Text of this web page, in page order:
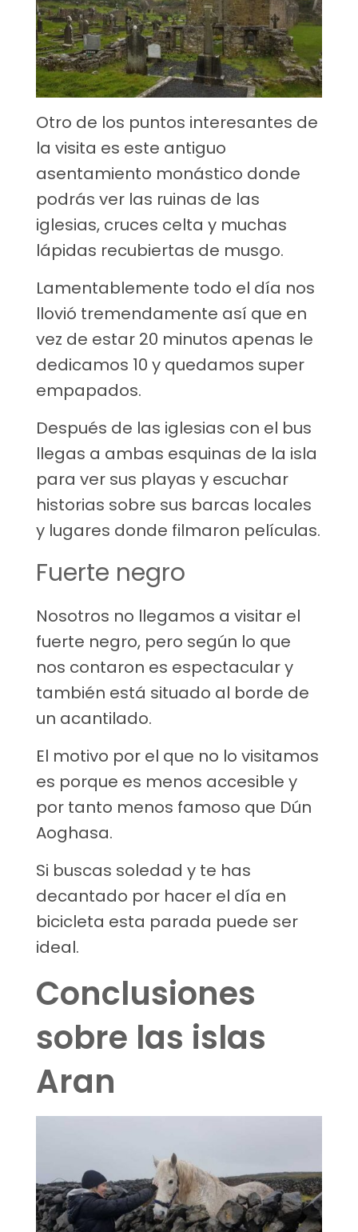
Otro de los puntos interesantes de
la visita es este antiguo
asentamiento monástico donde
podrás ver las ruinas de las
iglesias, cruces celta y muchas
lápidas recubiertas de musgo.
Lamentablemente todo el día nos
llovió tremendamente así que en
vez de estar 20 minutos apenas le
dedicamos 10 y quedamos super
empapados.
Después de las iglesias con el bus
llegas a ambas esquinas de la isla
para ver sus playas y escuchar
historias sobre sus barcas locales
y lugares donde filmaron películas.
Fuerte negro
Nosotros no llegamos a visitar el
fuerte negro, pero según lo que
nos contaron es espectacular y
también está situado al borde de
un acantilado.
El motivo por el que no lo visitamos
es porque es menos accesible y
por tanto menos famoso que Dún
Aoghasa.
Si buscas soledad y te has
decantado por hacer el día en
bicicleta esta parada puede ser
ideal.
Conclusiones
sobre las islas
Aran